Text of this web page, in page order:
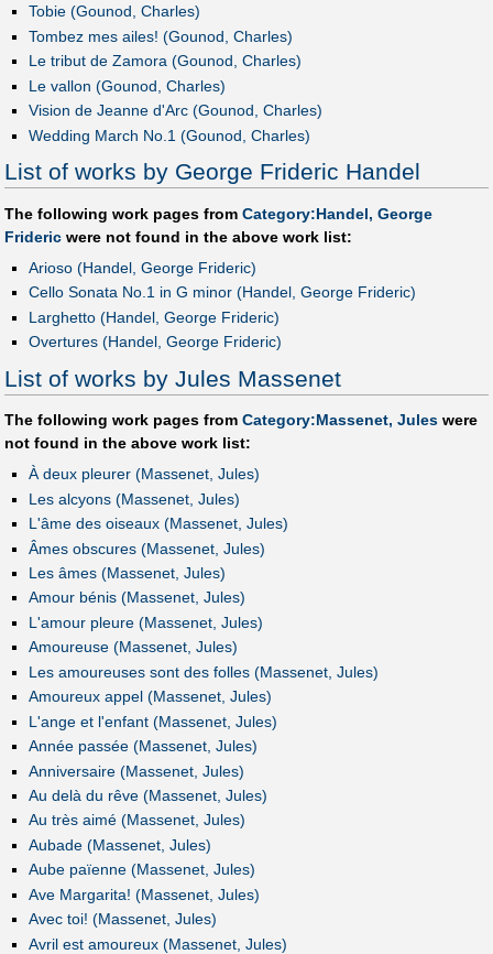
Tobie (Gounod, Charles)
Tombez mes ailes! (Gounod, Charles)
Le tribut de Zamora (Gounod, Charles)
Le vallon (Gounod, Charles)
Vision de Jeanne d'Arc (Gounod, Charles)
Wedding March No.1 (Gounod, Charles)
List of works by George Frideric Handel
The following work pages from Category:Handel, George
Frideric were not found in the above work list:
Arioso (Handel, George Frideric)
Cello Sonata No.1 in G minor (Handel, George Frideric)
Larghetto (Handel, George Frideric)
Overtures (Handel, George Frideric)
List of works by Jules Massenet
The following work pages from Category:Massenet, Jules were
not found in the above work list:
À deux pleurer (Massenet, Jules)
Les alcyons (Massenet, Jules)
L'âme des oiseaux (Massenet, Jules)
Âmes obscures (Massenet, Jules)
Les âmes (Massenet, Jules)
Amour bénis (Massenet, Jules)
L'amour pleure (Massenet, Jules)
Amoureuse (Massenet, Jules)
Les amoureuses sont des folles (Massenet, Jules)
Amoureux appel (Massenet, Jules)
L'ange et l'enfant (Massenet, Jules)
Année passée (Massenet, Jules)
Anniversaire (Massenet, Jules)
Au delà du rêve (Massenet, Jules)
Au très aimé (Massenet, Jules)
Aubade (Massenet, Jules)
Aube païenne (Massenet, Jules)
Ave Margarita! (Massenet, Jules)
Avec toi! (Massenet, Jules)
Avril est amoureux (Massenet, Jules)